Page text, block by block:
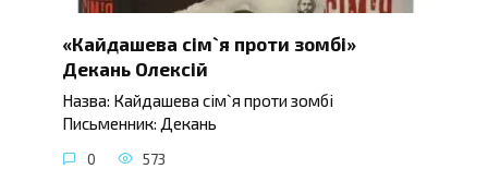
«Кайдашева сім`я проти зомбі»
Декань Олексій
Назва: Кайдашева сім`я проти зомбі
Письменник: Декань
0 573